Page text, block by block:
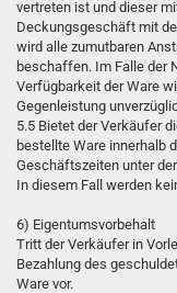
vertreten ist und dieser
Deckungsgeschäft mit
wird alle zumutbaren
beschaffen. Im Falle der
Verfügbarkeit der Ware
Gegenleistung
5.5 Bietet der Verkäufer
bestellte Ware innerhalb
Geschäftszeiten unter
In diesem Fall werden
6) Eigentumsvorbehalt
Tritt der Verkäufer in
Bezahlung des
Ware vor.